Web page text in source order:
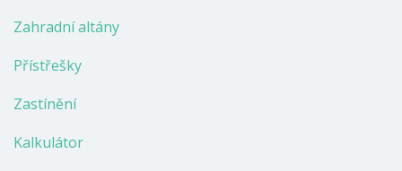
Zahradní altány
Přístřešky
Zastínění
Kalkulátor